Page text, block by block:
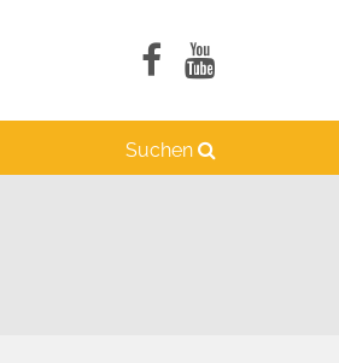
Suchen